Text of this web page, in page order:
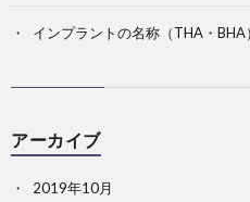
インプラントの名称（THA・BHA）
アーカイブ
2019年10月